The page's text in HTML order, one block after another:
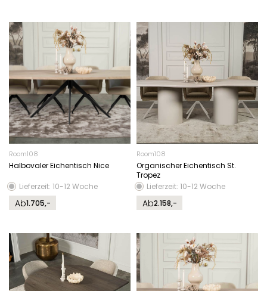
Room108
Halbovaler Eichentisch Nice
Lieferzeit: 10-12 Woche
Ab1.705,-
Room108
Organischer Eichentisch St.
Tropez
Lieferzeit: 10-12 Woche
Ab2.158,-